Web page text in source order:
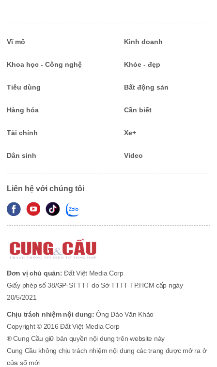
Vĩ mô Kinh doanh
Khoa học - Công nghệ Khỏe - đẹp
Tiêu dùng Bất động sản
Hàng hóa Cần biết
Tài chính Xe+
Dân sinh Video
Liên hệ với chúng tôi
Đơn vị chủ quản: Đất Việt Media Corp
Giấy phép số 38/GP-STTTT do Sở TTTT TP.HCM cấp ngày
20/5/2021
Chịu trách nhiệm nội dung:Ông Đào Văn Khảo
Copyright © 2016 Đất Việt Media Corp
® Cung Cầu giữ bản quyền nội dung trên website này
Cung Cầu không chịu trách nhiệm nội dung các trang được mở ra ở
cửa sổ mới